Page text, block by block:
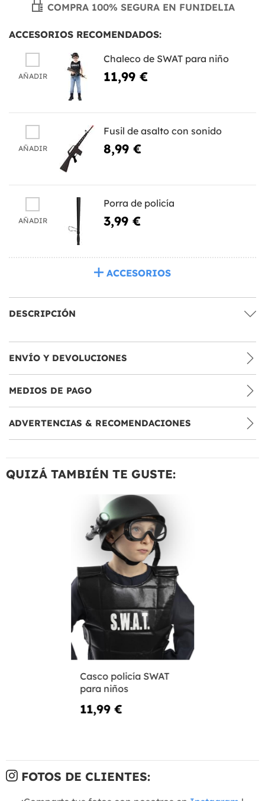
COMPRA 100% SEGURA EN FUNIDELIA
ACCESORIOS RECOMENDADOS:
AÑADIR
Chaleco de SWAT para niño
11,99 €
AÑADIR
Fusil de asalto con sonido
8,99 €
AÑADIR
Porra de policía
3,99 €
ACCESORIOS
DESCRIPCIÓN
ENVÍO Y DEVOLUCIONES
MEDIOS DE PAGO
ADVERTENCIAS & RECOMENDACIONES
QUIZÁ TAMBIÉN TE GUSTE:
Casco policía SWAT
para niños
11,99 €
FOTOS DE CLIENTES: